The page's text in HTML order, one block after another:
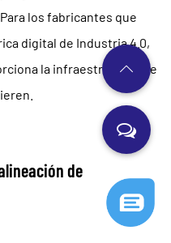
los fabricantes que
digital de Industria 4.0,
la infraestructura de
de